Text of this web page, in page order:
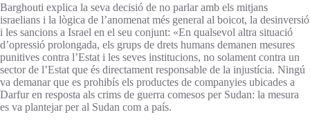
Barghouti explica la seva decisió de no parlar amb els mitjans
israelians i la lògica de l’anomenat més general al boicot, la desinversió
i les sancions a Israel en el seu conjunt: «En qualsevol altra situació
d’opressió prolongada, els grups de drets humans demanen mesures
punitives contra l’Estat i les seves institucions, no solament contra un
sector de l’Estat que és directament responsable de la injustícia. Ningú
va demanar que es prohibís els productes de companyies ubicades a
Darfur en resposta als crims de guerra comesos per Sudan: la mesura
es va plantejar per al Sudan com a país.